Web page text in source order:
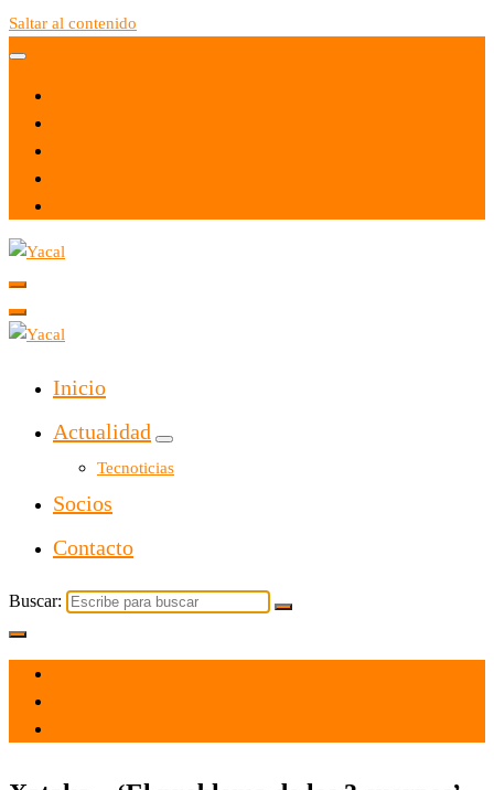
Saltar al contenido
Yacal micro hosting
Inicio
Actualidad
Tecnoticias
Socios
Contacto
Buscar: